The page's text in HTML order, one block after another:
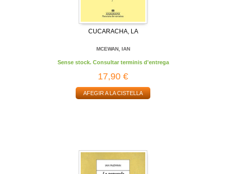
CUCARACHA, LA
MCEWAN, IAN
Sense stock. Consultar terminis d'entrega
17,90 €
AFEGIR A LA CISTELLA